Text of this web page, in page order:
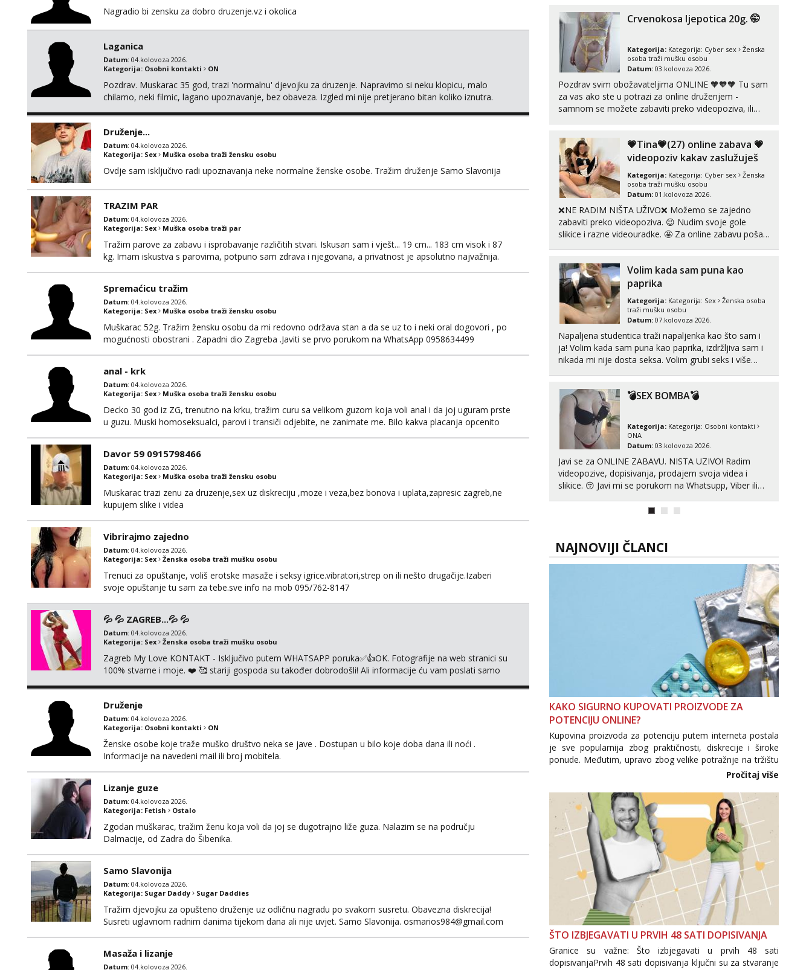
Nagradio bi zensku za dobro druzenje.vz i okolica
Laganica
Datum: 04.kolovoza 2026.
Kategorija: Osobni kontakti ON
Pozdrav. Muskarac 35 god, trazi 'normalnu' djevojku za druzenje. Napravimo si neku klopicu, malo
chilamo, neki filmic, lagano upoznavanje, bez obaveza. Izgled mi nije pretjerano bitan koliko iznutra.
Druženje...
Datum: 04.kolovoza 2026.
Kategorija: Sex Muška osoba traži žensku osobu
Ovdje sam isključivo radi upoznavanja neke normalne ženske osobe. Tražim druženje Samo Slavonija
TRAZIM PAR
Datum: 04.kolovoza 2026.
Kategorija: Sex Muška osoba traži par
Tražim parove za zabavu i isprobavanje različitih stvari. Iskusan sam i vješt... 19 cm... 183 cm visok i 87
kg. Imam iskustva s parovima, potpuno sam zdrava i njegovana, a privatnost je apsolutno najvažnija.
Spremaćicu tražim
Datum: 04.kolovoza 2026.
Kategorija: Sex Muška osoba traži žensku osobu
Muškarac 52g. Tražim žensku osobu da mi redovno održava stan a da se uz to i neki oral dogovori , po
mogućnosti obostrani . Zapadni dio Zagreba .Javiti se prvo porukom na WhatsApp 0958634499
anal - krk
Datum: 04.kolovoza 2026.
Kategorija: Sex Muška osoba traži žensku osobu
Decko 30 god iz ZG, trenutno na krku, tražim curu sa velikom guzom koja voli anal i da joj uguram prste
u guzu. Muski homoseksualci, parovi i transiči odjebite, ne zanimate me. Bilo kakva placanja opcenito
Davor 59 0915798466
Datum: 04.kolovoza 2026.
Kategorija: Sex Muška osoba traži žensku osobu
Muskarac trazi zenu za druzenje,sex uz diskreciju ,moze i veza,bez bonova i uplata,zapresic zagreb,ne
kupujem slike i videa
Vibrirajmo zajedno
Datum: 04.kolovoza 2026.
Kategorija: Sex Ženska osoba traži mušku osobu
Trenuci za opuštanje, voliš erotske masaže i seksy igrice.vibratori,strep on ili nešto drugačije.Izaberi
svoje opuštanje tu sam za tebe.sve info na mob 095/762-8147
💦 💦 ZAGREB...💦 💦
Datum: 04.kolovoza 2026.
Kategorija: Sex Ženska osoba traži mušku osobu
Zagreb My Love KONTAKT - Isključivo putem WHATSAPP poruka✅️👍OK. Fotografije na web stranici su
100% stvarne i moje. ❤️ 🥰 stariji gospoda su također dobrodošli! Ali informacije ću vam poslati samo
Druženje
Datum: 04.kolovoza 2026.
Kategorija: Osobni kontakti ON
Ženske osobe koje traže muško društvo neka se jave . Dostupan u bilo koje doba dana ili noći .
Informacije na navedeni mail ili broj mobitela.
Lizanje guze
Datum: 04.kolovoza 2026.
Kategorija: Fetish Ostalo
Zgodan muškarac, tražim ženu koja voli da joj se dugotrajno liže guza. Nalazim se na području
Dalmacije, od Zadra do Šibenika.
Samo Slavonija
Datum: 04.kolovoza 2026.
Kategorija: Sugar Daddy Sugar Daddies
Tražim djevojku za opušteno druženje uz odličnu nagradu po svakom susretu. Obavezna diskrecija!
Susreti uglavnom radnim danima tijekom dana ali nije uvjet. Samo Slavonija. osmarios984@gmail.com
Masaža i lizanje
Datum: 04.kolovoza 2026.
možeš pranaći nešto po svojoj mjeri. Sexi videa s
kolegica...
Crvenokosa ljepotica 20g. 🤭
Kategorija: Kategorija: Cyber sex
Ženska
osoba traži mušku osobu
Datum: 03.kolovoza 2026.
Pozdrav svim obožavateljima ONLINE 🧡🧡🧡 Tu sam
za vas ako ste u potrazi za online druženjem -
samnom se možete zabaviti preko videopoziva, ili
tipkanja uz slike i hot line pozive. Za vas sam
pripremila ...
💗Tina💗(27) online zabava 💗
videopoziv kakav zaslužuješ
Kategorija: Kategorija: Cyber sex
Ženska
osoba traži mušku osobu
Datum: 01.kolovoza 2026.
❌NE RADIM NIŠTA UŽIVO❌ Možemo se zajedno
zabaviti preko videopoziva. 😉 Nudim svoje gole
slikice i razne videouradke. 🤩 Za online zabavu pošalji
vidjeti na videopozivu. 😉 S vama sam vec 5 ...
Volim kada sam puna kao
paprika
Kategorija: Kategorija: Sex
Ženska osoba
traži mušku osobu
Datum: 07.kolovoza 2026.
Napaljena studentica traži napaljenka kao što sam i
ja! Volim kada sam puna kao paprika, izdržljiva sam i
nikada mi nije dosta seksa. Volim grubi seks i više
cekam te!
💣SEX BOMBA💣
Kategorija: Kategorija: Osobni kontakti
ONA
Datum: 03.kolovoza 2026.
Javi se za ONLINE ZABAVU. NISTA UZIVO! Radim
videopozive, dopisivanja, prodajem svoja videa i
slikice. 😚 Javi mi se porukom na Whatsupp, Viber ili
NAJNOVIJI ČLANCI
KAKO SIGURNO KUPOVATI PROIZVODE ZA
POTENCIJU ONLINE?
Kupovina proizvoda za potenciju putem interneta postala
je sve popularnija zbog praktičnosti, diskrecije i široke
ponude. Međutim, upravo zbog velike potražnje na tržištu
se pojavljuju i brojni krivotvoreni proizvodi, nepouzdane
internetske trgovine te proizvodi nepoznatog podrijetla. ...
Pročitaj više
ŠTO IZBJEGAVATI U PRVIH 48 SATI DOPISIVANJA
Granice su važne: Što izbjegavati u prvih 48 sati
dopisivanjaPrvih 48 sati dopisivanja ključni su za stvaranje